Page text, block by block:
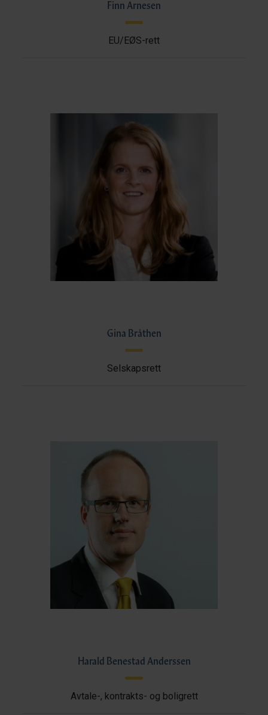
Finn Arnesen
EU/EØS-rett
Gina Bråthen
Selskapsrett
Harald Benestad Anderssen
Avtale-, kontrakts- og boligrett